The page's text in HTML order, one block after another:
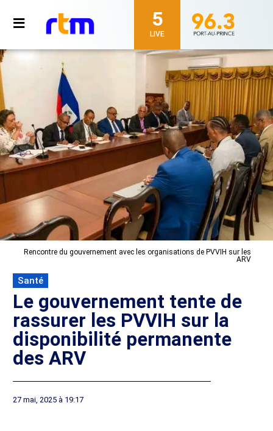
5
LIVE
Rencontre du gouvernement avec les organisations de PVVIH sur les
ARV
Santé
Le gouvernement tente de
rassurer les PVVIH sur la
disponibilité permanente
des ARV
27 mai, 2025 à 19:17